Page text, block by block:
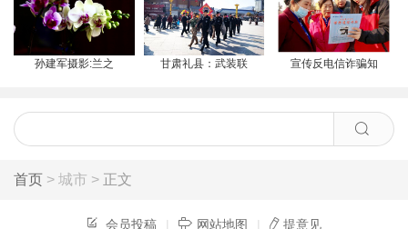
孙建军摄影:兰之 甘肃礼县：武装联 宣传反电信诈骗知
首页 > 城市 > 正文
会员投稿 | 网站地图 | 提意见